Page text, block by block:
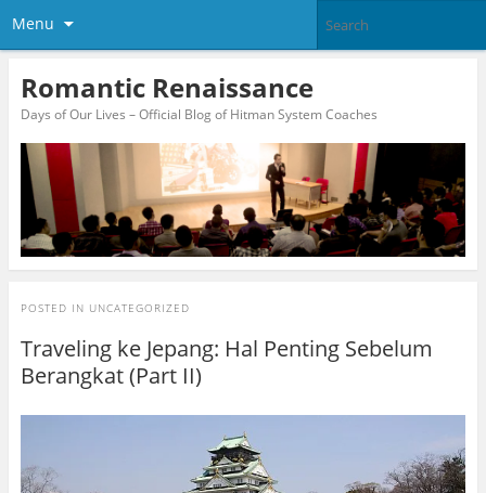
Menu
Romantic Renaissance
Days of Our Lives – Official Blog of Hitman System Coaches
POSTED IN UNCATEGORIZED
Traveling ke Jepang: Hal Penting Sebelum
Berangkat (Part II)